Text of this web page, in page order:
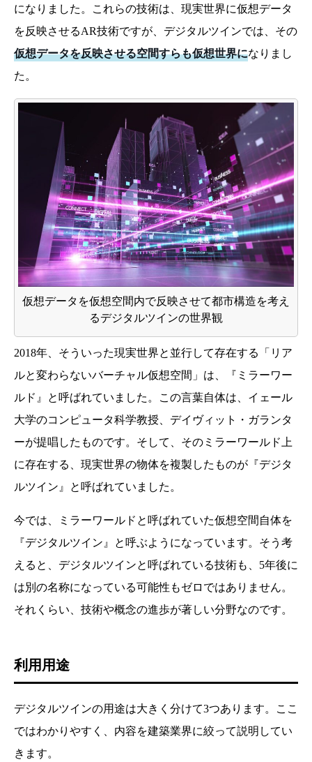
になりました。これらの技術は、現実世界に仮想データ
を反映させるAR技術ですが、デジタルツインでは、その
仮想データを反映させる空間すらも仮想世界になりまし
た。
仮想データを仮想空間内で反映させて都市構造を考え
るデジタルツインの世界観
2018年、そういった現実世界と並行して存在する「リア
ルと変わらないバーチャル仮想空間」は、『ミラーワー
ルド』と呼ばれていました。この言葉自体は、イェール
大学のコンピュータ科学教授、デイヴィット・ガランタ
ーが提唱したものです。そして、そのミラーワールド上
に存在する、現実世界の物体を複製したものが『デジタ
ルツイン』と呼ばれていました。
今では、ミラーワールドと呼ばれていた仮想空間自体を
『デジタルツイン』と呼ぶようになっています。そう考
えると、デジタルツインと呼ばれている技術も、5年後に
は別の名称になっている可能性もゼロではありません。
それくらい、技術や概念の進歩が著しい分野なのです。
利用用途
デジタルツインの用途は大きく分けて3つあります。ここ
ではわかりやすく、内容を建築業界に絞って説明してい
きます。
デジタルツインとは
デジタルツインの起源
利用用途
デジタルツインを活用している業界